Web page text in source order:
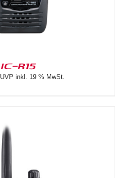
IC-R15
UVP inkl. 19 % MwSt.